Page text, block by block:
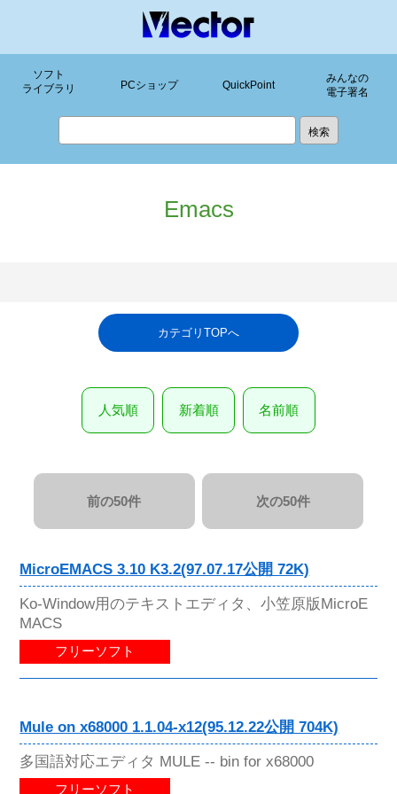
ソフト
ライブラリ
PCショップ QuickPoint
みんなの
電子署名
Emacs
カテゴリTOPへ
人気順 新着順 名前順
前の50件 次の50件
MicroEMACS 3.10 K3.2(97.07.17公開 72K)
Ko-Window用のテキストエディタ、小笠原版MicroE
MACS
フリーソフト
Mule on x68000 1.1.04-x12(95.12.22公開 704K)
多国語対応エディタ MULE -- bin for x68000
フリーソフト